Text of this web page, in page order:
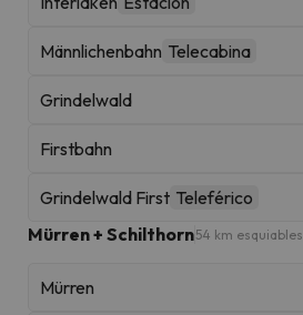
Männlichenbahn Telecabina
Grindelwald
Firstbahn
Grindelwald First Teleférico
Mürren + Schilthorn54 km esquiables
Mürren